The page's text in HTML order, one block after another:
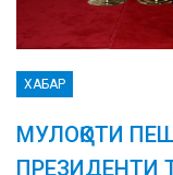
ХАБАР
МУЛОҚОТИ
ПРЕЗИДЕНТИ